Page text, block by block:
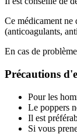
Ce médicament ne
(anticoagulants,
En cas de
Précautions
Pour les
Le poppers
Il est
Si vous